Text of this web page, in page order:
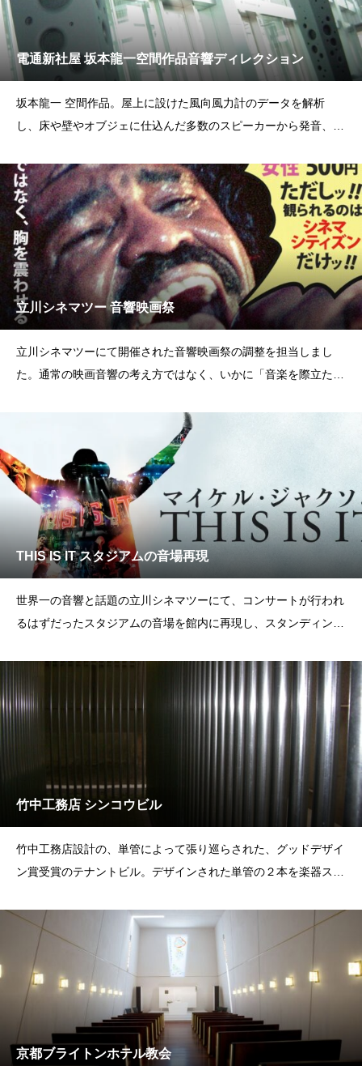
電通新社屋 坂本龍一空間作品音響ディレクション
坂本龍一 空間作品。屋上に設けた風向風力計のデータを解析
し、床や壁やオブジェに仕込んだ多数のスピーカーから発音、自
立川シネマツー 音響映画祭
立川シネマツーにて開催された音響映画祭の調整を担当しまし
た。通常の映画音響の考え方ではなく、いかに「音楽を際立たせ
THIS IS IT スタジアムの音場再現
世界一の音響と話題の立川シネマツーにて、コンサートが行われ
るはずだったスタジアムの音場を館内に再現し、スタンディング
竹中工務店 シンコウビル
竹中工務店設計の、単管によって張り巡らされた、グッドデザイ
ン賞受賞のテナントビル。デザインされた単管の２本を楽器スピ
京都ブライトンホテル教会